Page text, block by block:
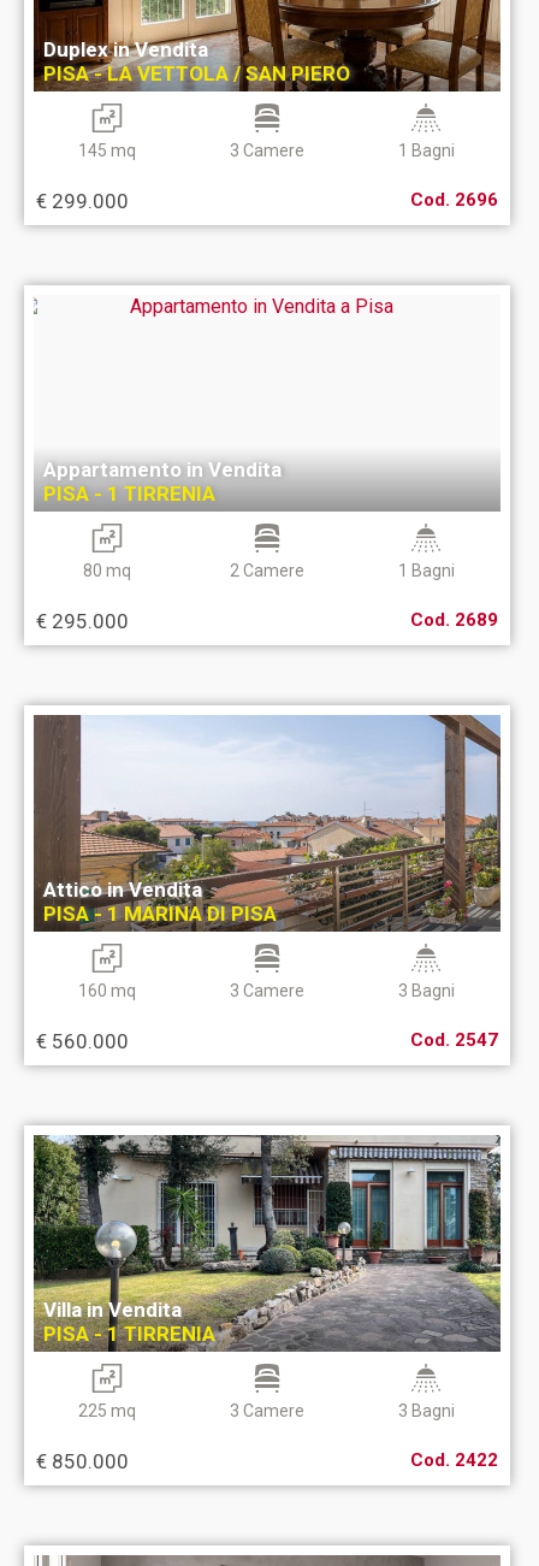
Duplex in Vendita
PISA - LA VETTOLA / SAN PIERO
145 mq 3 Camere 1 Bagni
€ 299.000 Cod. 2696
Appartamento in Vendita
PISA - 1 TIRRENIA
80 mq 2 Camere 1 Bagni
€ 295.000 Cod. 2689
Attico in Vendita
PISA - 1 MARINA DI PISA
160 mq 3 Camere 3 Bagni
€ 560.000 Cod. 2547
Villa in Vendita
PISA - 1 TIRRENIA
225 mq 3 Camere 3 Bagni
€ 850.000 Cod. 2422